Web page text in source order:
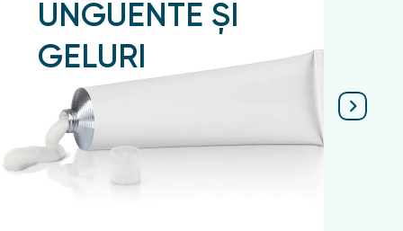
UNGUENTE ȘI
GELURI
Подробнее